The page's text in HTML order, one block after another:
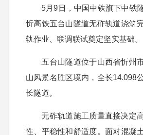
5月9日，中国中铁旗下中铁
忻高铁五台山隧道无砟轨道浇筑
轨作业、联调联试奠定坚实基础。
五台山隧道位于山西省忻州市
山风景名胜区境内，全长14.098
长隧道。
无砟轨道施工质量直接决定
性、平稳性和舒适度。面对混凝